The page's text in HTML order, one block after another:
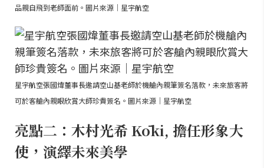
品親自飛到老師面前。圖片來源｜星宇航空
星宇航空張國煒董事長邀請空山基老師於機艙內親筆簽名落款，未來旅客將
可於客艙內親眼欣賞大師珍貴簽名。圖片來源｜星宇航空
亮點二：木村光希 Kōki, 擔任形象大
使，演繹未來美學